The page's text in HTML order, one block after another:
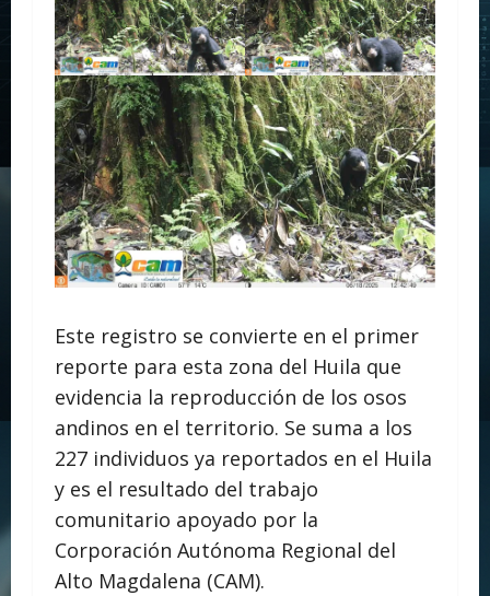
Este registro se convierte en el primer
reporte para esta zona del Huila que
evidencia la reproducción de los osos
andinos en el territorio. Se suma a los
227 individuos ya reportados en el Huila
y es el resultado del trabajo
comunitario apoyado por la
Corporación Autónoma Regional del
Alto Magdalena (CAM).